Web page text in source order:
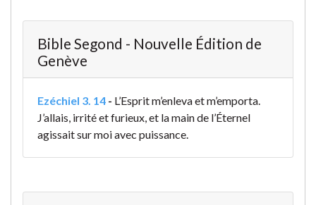
Bible Segond - Nouvelle Édition de
Genève
Ezéchiel 3. 14 - L’Esprit m’enleva et m’emporta.
J’allais, irrité et furieux, et la main de l’Éternel
agissait sur moi avec puissance.